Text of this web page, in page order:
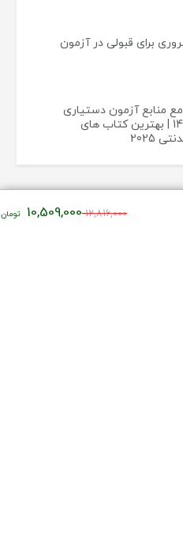
12,816,000قیمت
10,509,000
برای قبولی در آزمون
منابع آزمون دستیاری
پزشکی 1405 | بهترین کتاب های
2025